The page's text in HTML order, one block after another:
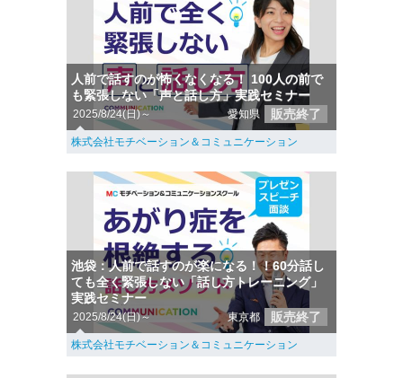
人前で話すのが怖くなくなる！ 100人の前で
も緊張しない「声と話し方」実践セミナー
2025/8/24(日)～ 愛知県 販売終了
株式会社モチベーション＆コミュニケーション
池袋：人前で話すのが楽になる！！60分話し
ても全く緊張しない「話し方トレーニング」
実践セミナー
2025/8/24(日)～ 東京都 販売終了
株式会社モチベーション＆コミュニケーション